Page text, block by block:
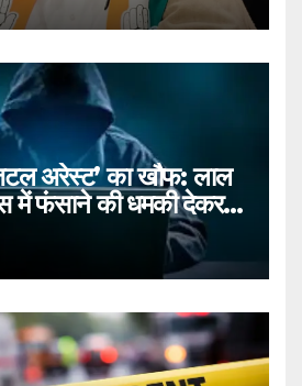
अरेस्ट’ का खौफ: लाल
में फंसाने की धमकी देकर